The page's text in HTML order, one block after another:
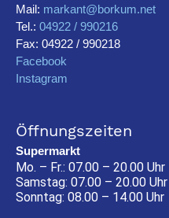
Mail: markant@borkum.net
Tel.: 04922 / 990216
Fax: 04922 / 990218
Facebook
Instagram
Öffnungszeiten
Supermarkt
Mo. – Fr.: 07.00 – 20.00 Uhr
Samstag: 07.00 – 20.00 Uhr
Sonntag: 08.00 – 14.00 Uhr